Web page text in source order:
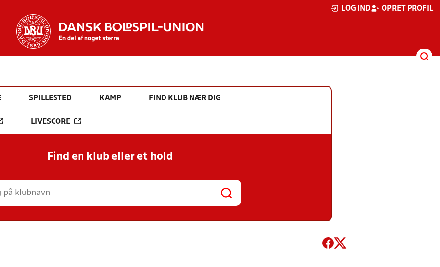
LOG IND OPRET PROFIL
SPILLESTED KAMP FIND KLUB NÆR DIG
LIVESCORE
Find en klub eller et hold